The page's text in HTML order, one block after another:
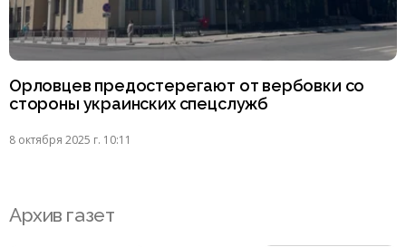
Орловцев предостерегают от вербовки со
стороны украинских спецслужб
8 октября 2025 г. 10:11
Архив газет